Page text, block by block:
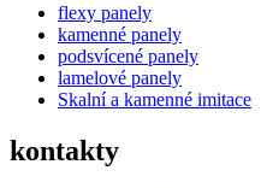
flexy panely
kamenné panely
podsvícené panely
lamelové panely
Skalní a kamenné imitace
kontakty